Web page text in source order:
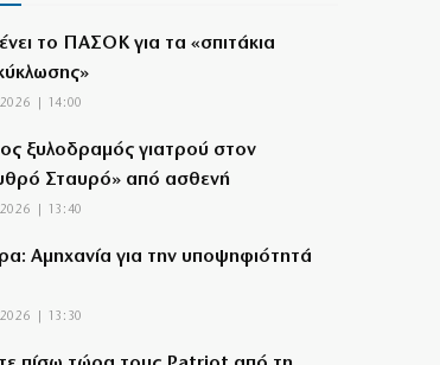
το ΠΑΣΟΚ για τα «σπιτάκια
| 14:00
ξυλοδραμός γιατρού στον
Σταυρό» από ασθενή
| 13:40
Αμηχανία για την υποψηφιότητά
| 13:30